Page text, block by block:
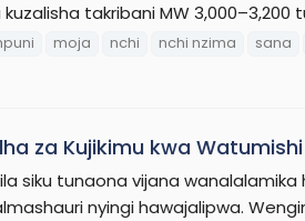
takribani MW 3,000–3,200
moja nchi nchi nzima sana
za Kujikimu kwa
siku tunaona vijana wanalalamika
nyingi hawajalipwa.